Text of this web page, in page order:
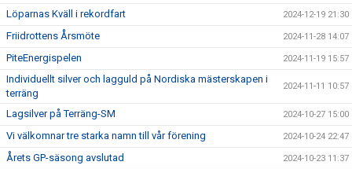
Löparnas Kväll i rekordfart 2024-12-19 21:30
Friidrottens Årsmöte 2024-11-28 14:07
PiteEnergispelen 2024-11-19 15:57
Individuellt silver och lagguld på Nordiska mästerskapen i
terräng
2024-11-11 10:57
Lagsilver på Terräng-SM 2024-10-27 15:00
Vi välkomnar tre starka namn till vår förening 2024-10-24 22:47
Årets GP-säsong avslutad 2024-10-23 11:37